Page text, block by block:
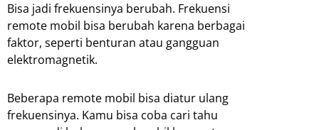
Bisa jadi frekuensinya berubah. Frekuensi
remote mobil bisa berubah karena berbagai
faktor, seperti benturan atau gangguan
elektromagnetik.
Beberapa remote mobil bisa diatur ulang
frekuensinya. Kamu bisa coba cari tahu